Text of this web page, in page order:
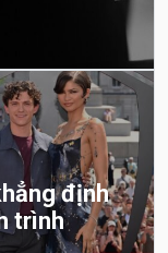
định
trình